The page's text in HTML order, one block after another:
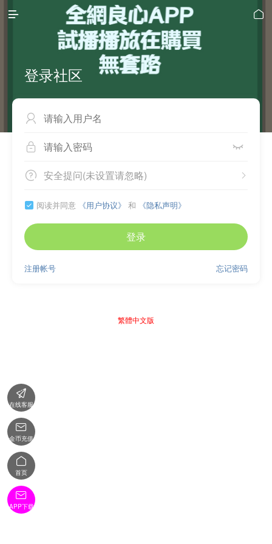
 
登录社区

 
 
安全提问(未设置请忽略)
 阅读并同意 《用户协议》 和 《隐私声明》
登录
忘记密码
注册帐号
繁體中文版

在线客服

金币充值

首页

APP下载